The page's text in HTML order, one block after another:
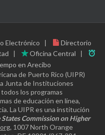
Electrónico
Directorio
Oficina Central
en Arecibo
de Puerto Rico (UIPR)
Junta de Instituciones
los programas
de educación en línea,
La UIPR es una institución
Commission on Higher
, 1007 North Orange